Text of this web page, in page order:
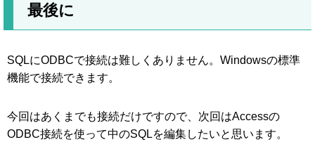
最後に
SQLにODBCで接続は難しくありません。Windowsの標準
機能で接続できます。
今回はあくまでも接続だけですので、次回はAccessの
ODBC接続を使って中のSQLを編集したいと思います。